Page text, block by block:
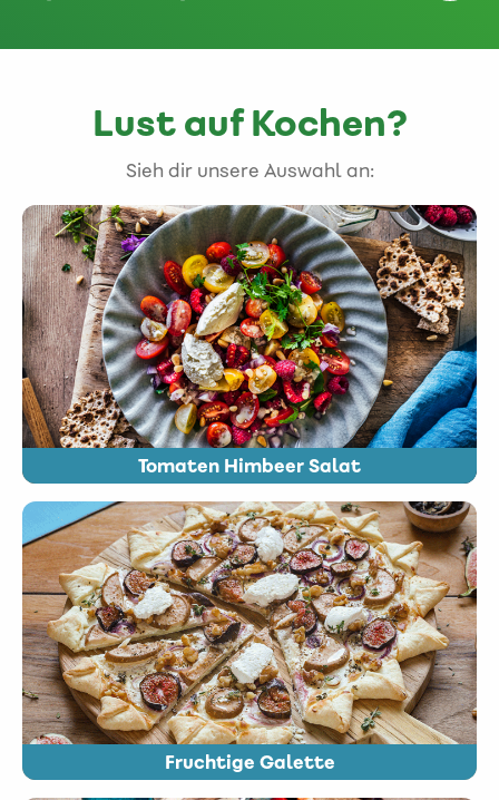
Lust auf Kochen?
Sieh dir unsere Auswahl an:
Tomaten Himbeer Salat
Fruchtige Galette